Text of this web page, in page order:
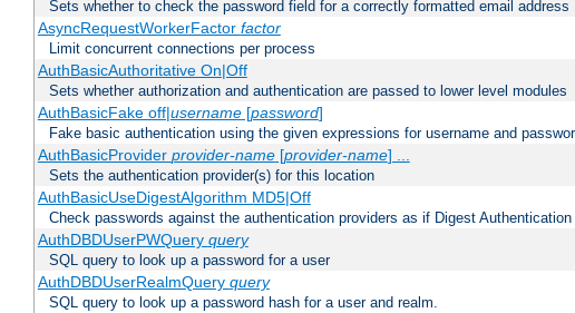
Sets whether to check the password field for a correctly formatted email address
AsyncRequestWorkerFactor factor
Limit concurrent connections per process
AuthBasicAuthoritative On|Off
Sets whether authorization and authentication are passed to lower level modules
AuthBasicFake off|username[password]
Fake basic authentication using the given expressions for username and
AuthBasicProvider provider-name[provider-name] ...
Sets the authentication provider(s) for this location
AuthBasicUseDigestAlgorithm MD5|Off
Check passwords against the authentication providers as if Digest
AuthDBDUserPWQuery query
SQL query to look up a password for a user
AuthDBDUserRealmQuery query
SQL query to look up a password hash for a user and realm.